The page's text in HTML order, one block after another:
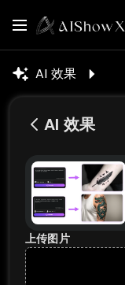
AI 效果
AI 效果
上传图片